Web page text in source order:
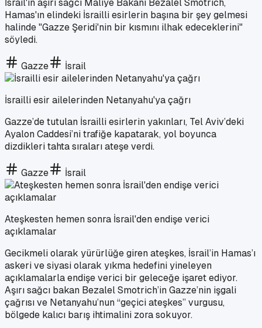
İsrail'in aşırı sağcı Maliye Bakanı Bezalel Smotrich,
Hamas'ın elindeki İsrailli esirlerin başına bir şey gelmesi
halinde "Gazze Şeridi'nin bir kısmını ilhak edeceklerini"
söyledi.
Gazze İsrail
İsrailli esir ailelerinden Netanyahu'ya çağrı
Gazze’de tutulan İsrailli esirlerin yakınları, Tel Aviv’deki
Ayalon Caddesi’ni trafiğe kapatarak, yol boyunca
dizdikleri tahta sıraları ateşe verdi.
Gazze İsrail
Ateşkesten hemen sonra İsrail'den endişe verici
açıklamalar
Gecikmeli olarak yürürlüğe giren ateşkes, İsrail’in Hamas’ı
askeri ve siyasi olarak yıkma hedefini yineleyen
açıklamalarla endişe verici bir geleceğe işaret ediyor.
Aşırı sağcı bakan Bezalel Smotrich’in Gazze’nin işgali
çağrısı ve Netanyahu’nun “geçici ateşkes” vurgusu,
bölgede kalıcı barış ihtimalini zora sokuyor.